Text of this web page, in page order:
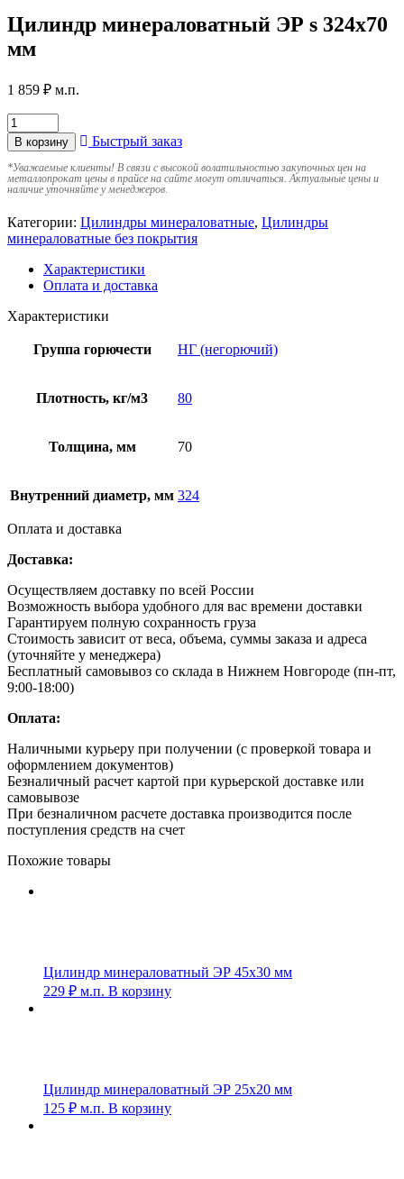
Цилиндр минераловатный ЭР s 324х70
мм
1 859 ₽ м.п.
В корзину Быстрый заказ
*Уважаемые клиенты! В связи с высокой волатильностью закупочных цен на
металлопрокат цены в прайсе на сайте могут отличаться. Актуальные цены и
наличие уточняйте у менеджеров.
Категории: Цилиндры минераловатные, Цилиндры
минераловатные без покрытия
Характеристики
Оплата и доставка
Характеристики
Группа горючести НГ (негорючий)
Плотность, кг/м3 80
Толщина, мм 70
Внутренний диаметр, мм 324
Оплата и доставка
Доставка:
Осуществляем доставку по всей России
Возможность выбора удобного для вас времени доставки
Гарантируем полную сохранность груза
Стоимость зависит от веса, объема, суммы заказа и адреса
(уточняйте у менеджера)
Бесплатный самовывоз со склада в Нижнем Новгороде (пн-пт,
9:00-18:00)
Оплата:
Наличными курьеру при получении (с проверкой товара и
оформлением документов)
Безналичный расчет картой при курьерской доставке или
самовывозе
При безналичном расчете доставка производится после
поступления средств на счет
Похожие товары
Цилиндр минераловатный ЭР 45х30 мм
229 ₽ м.п. В корзину
Цилиндр минераловатный ЭР 25х20 мм
125 ₽ м.п. В корзину